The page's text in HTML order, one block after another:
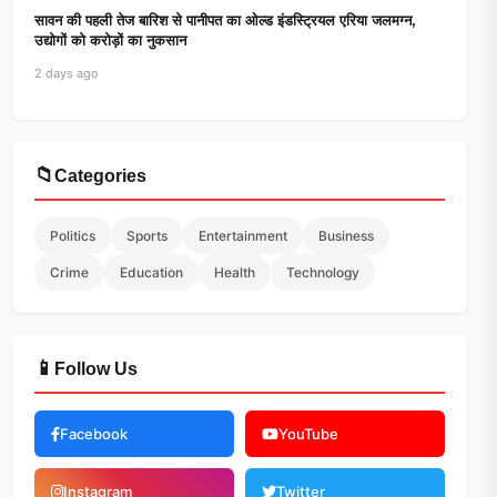
सावन की पहली तेज बारिश से पानीपत का ओल्ड इंडस्ट्रियल एरिया जलमग्न,
उद्योगों को करोड़ों का नुकसान
2 days ago
📁Categories
Politics Sports Entertainment Business
Crime Education Health Technology
📱 Follow Us
Facebook YouTube
Instagram Twitter